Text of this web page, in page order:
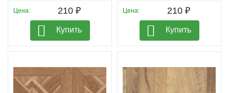
Цена: 210 ₽
Купить
Цена: 210 ₽
Купить